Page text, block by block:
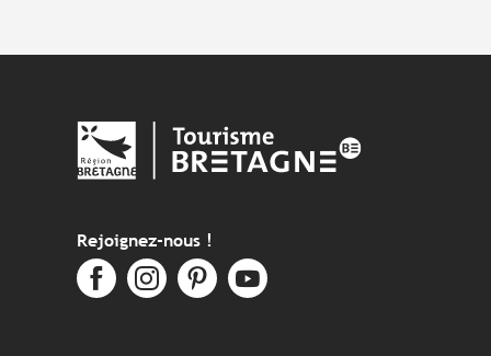
Rejoignez-nous !